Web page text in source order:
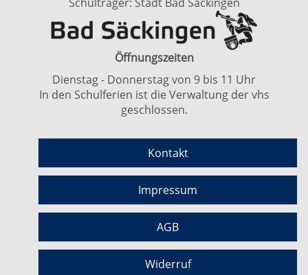
Öffnungszeiten
Dienstag - Donnerstag von 9 bis 11 Uhr
In den Schulferien ist die Verwaltung der vhs
geschlossen.
Kontakt
Impressum
AGB
Widerruf